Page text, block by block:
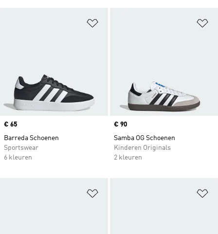
Price
€ 65
Barreda Schoenen
Sportswear
6 kleuren
Price
€ 90
Samba OG Schoenen
Kinderen Originals
2 kleuren